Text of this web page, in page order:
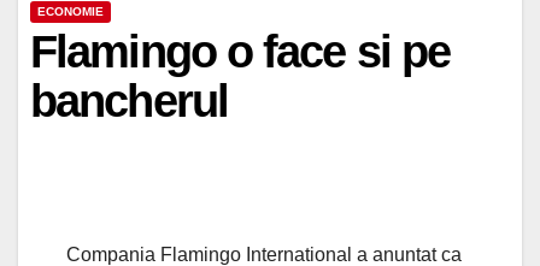
ECONOMIE
Flamingo o face si pe
bancherul
Compania Flamingo International a anuntat ca